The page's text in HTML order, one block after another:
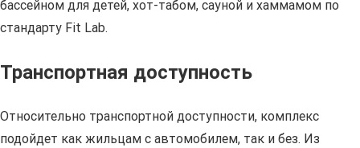
бассейном для детей, хот-табом, сауной и хаммамом по
стандарту Fit Lab.
Транспортная доступность
Относительно транспортной доступности, комплекс
подойдет как жильцам с автомобилем, так и без. Из